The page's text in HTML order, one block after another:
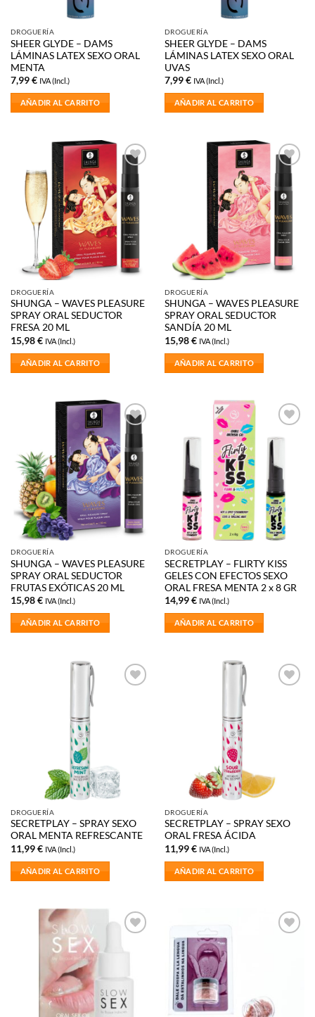
DROGUERÍA
SHEER GLYDE – DAMS
LÁMINAS LATEX SEXO ORAL
MENTA
7,99€ IVA (Incl.)
AÑADIR AL CARRITO
DROGUERÍA
SHEER GLYDE – DAMS
LÁMINAS LATEX SEXO ORAL
UVAS
7,99€ IVA (Incl.)
AÑADIR AL CARRITO
Añadir
lista de
deseos
DROGUERÍA
SHUNGA – WAVES PLEASURE
SPRAY ORAL SEDUCTOR
FRESA 20 ML
15,98€ IVA (Incl.)
AÑADIR AL CARRITO
Añadir
a la
lista de
deseos
DROGUERÍA
SHUNGA – WAVES PLEASURE
SPRAY ORAL SEDUCTOR
SANDÍA 20 ML
15,98€ IVA (Incl.)
AÑADIR AL CARRITO
Añadir
lista de
deseos
DROGUERÍA
SHUNGA – WAVES PLEASURE
SPRAY ORAL SEDUCTOR
FRUTAS EXÓTICAS 20 ML
15,98€ IVA (Incl.)
AÑADIR AL CARRITO
deseos
DROGUERÍA
SECRETPLAY – FLIRTY KISS
GELES CON EFECTOS SEXO
ORAL FRESA MENTA 2 x 8 GR
14,99€ IVA (Incl.)
AÑADIR AL CARRITO
DROGUERÍA
SECRETPLAY – SPRAY SEXO
ORAL MENTA REFRESCANTE
11,99€ IVA (Incl.)
AÑADIR AL CARRITO
DROGUERÍA
SECRETPLAY – SPRAY SEXO
ORAL FRESA ÁCIDA
11,99€ IVA (Incl.)
AÑADIR AL CARRITO
a la